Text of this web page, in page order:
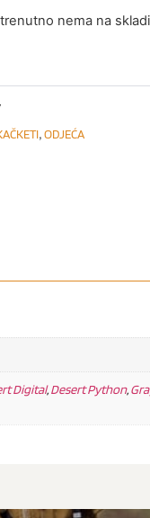
nema na
,ODJEĆA
Digital,Desert Python,